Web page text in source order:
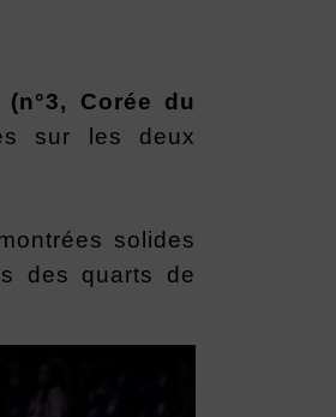
Corée du
sur les deux
solides
des quarts de